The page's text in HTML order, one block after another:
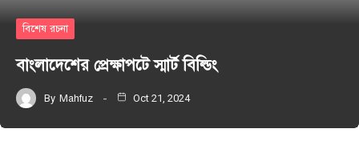
বিশেষ রচনা
বাংলাদেশের প্রেক্ষাপটে স্মার্ট বিল্ডিং
By Mahfuz Oct 21, 2024